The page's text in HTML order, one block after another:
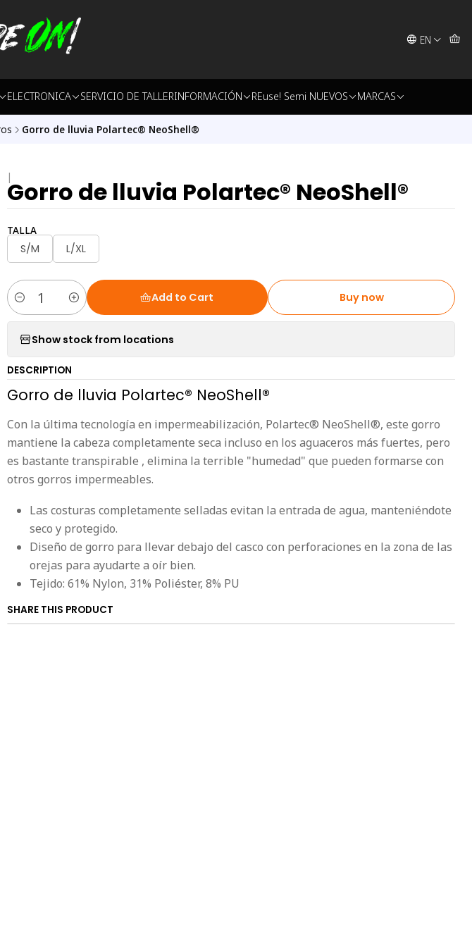
EN
ELECTRONICA SERVICIO DE TALLERINFORMACIÓN REuse! Semi NUEVOS MARCAS
Gorro de lluvia Polartec® NeoShell®
|
Gorro de lluvia Polartec® NeoShell®
TALLA
S/M L/XL
Quantity
Add to Cart Buy now
Show stock from locations
DESCRIPTION
Gorro de lluvia Polartec® NeoShell®
Con la última tecnología en impermeabilización, Polartec® NeoShell®, este gorro
mantiene la cabeza completamente seca incluso en los aguaceros más fuertes, pero
es bastante transpirable , elimina la terrible "humedad" que pueden formarse con
otros gorros impermeables.
Las costuras completamente selladas evitan la entrada de agua, manteniéndote
seco y protegido.
Diseño de gorro para llevar debajo del casco con perforaciones en la zona de las
orejas para ayudarte a oír bien.
Tejido: 61% Nylon, 31% Poliéster, 8% PU
SHARE THIS PRODUCT